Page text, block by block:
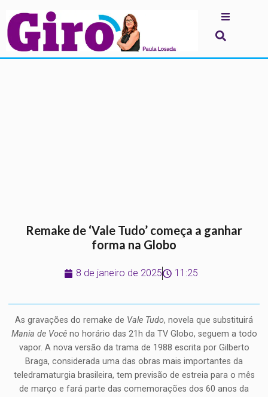
Remake de ‘Vale Tudo’ começa a ganhar
forma na Globo
8 de janeiro de 2025 11:25
As gravações do remake de Vale Tudo, novela que substituirá
Mania de Vocêno horário das 21h da TV Globo, seguem a todo
vapor. A nova versão da trama de 1988 escrita por Gilberto
Braga, considerada uma das obras mais importantes da
teledramaturgia brasileira, tem previsão de estreia para o mês
de março e fará parte das comemorações dos 60 anos da